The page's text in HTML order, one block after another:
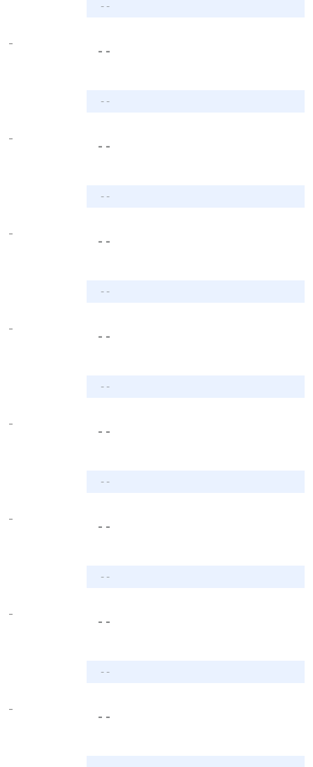
- -
-
- -
- -
-
- -
- -
-
- -
- -
-
- -
- -
-
- -
- -
-
- -
- -
-
- -
- -
-
- -